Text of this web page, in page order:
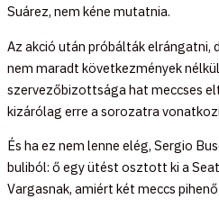
Suárez, nem kéne mutatnia.
Az akció után próbálták
nem maradt következmények
szervezőbizottsága hat meccses
kizárólag erre a sorozatra
És ha ez nem lenne elég, Sergio
buliból: ő egy ütést osztott ki a
Vargasnak, amiért két meccs